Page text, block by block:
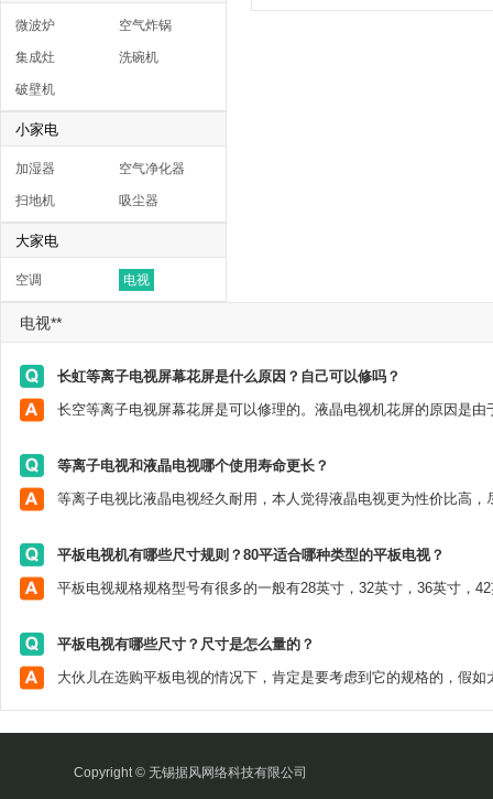
微波炉 空气炸锅
集成灶 洗碗机
破壁机
小家电
加湿器 空气净化器
扫地机 吸尘器
大家电
空调 电视
电视**
长虹等离子电视屏幕花屏是什么原因？自己可以修吗？
等离子电视和液晶电视哪个使用寿命更长？
平板电视机有哪些尺寸规则？80平适合哪种类型的平板电视？
平板电视有哪些尺寸？尺寸是怎么量的？
Copyright © 无锡据风网络科技有限公司